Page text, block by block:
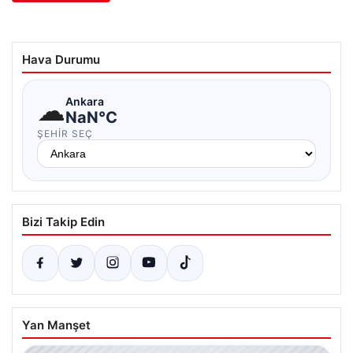
Hava Durumu
☁Ankara
NaN°C
ŞEHIR SEÇ
Bizi Takip Edin
Yan Manşet